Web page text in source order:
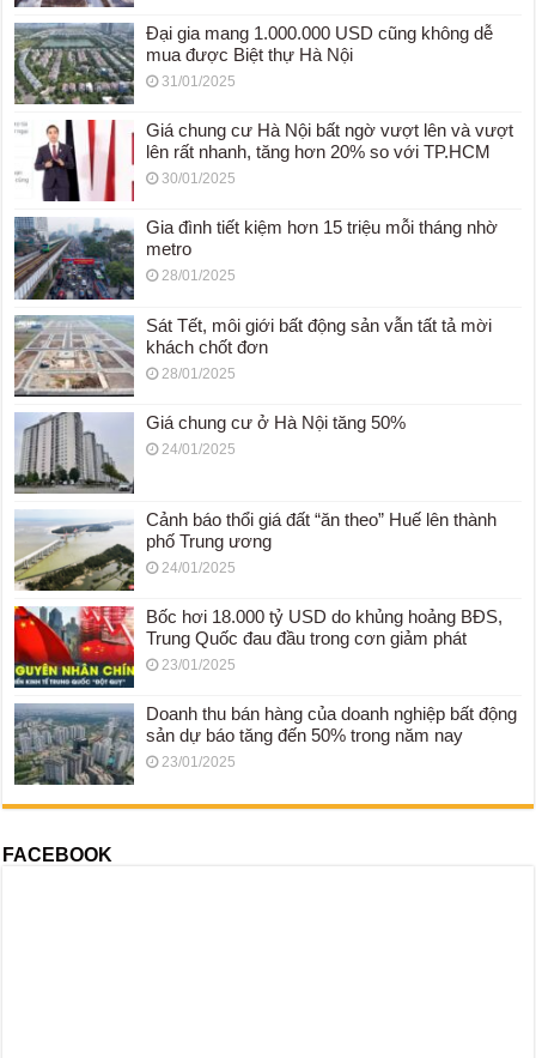
Đại gia mang 1.000.000 USD cũng không dễ
mua được Biệt thự Hà Nội
31/01/2025
Giá chung cư Hà Nội bất ngờ vượt lên và vượt
lên rất nhanh, tăng hơn 20% so với TP.HCM
30/01/2025
Gia đình tiết kiệm hơn 15 triệu mỗi tháng nhờ
metro
28/01/2025
Sát Tết, môi giới bất động sản vẫn tất tả mời
khách chốt đơn
28/01/2025
Giá chung cư ở Hà Nội tăng 50%
24/01/2025
Cảnh báo thổi giá đất “ăn theo” Huế lên thành
phố Trung ương
24/01/2025
Bốc hơi 18.000 tỷ USD do khủng hoảng BĐS,
Trung Quốc đau đầu trong cơn giảm phát
23/01/2025
Doanh thu bán hàng của doanh nghiệp bất động
sản dự báo tăng đến 50% trong năm nay
23/01/2025
FACEBOOK